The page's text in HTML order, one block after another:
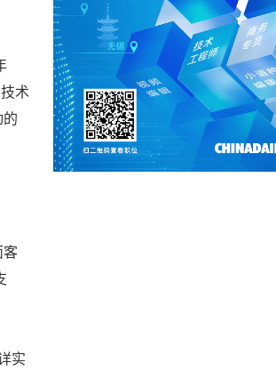
术
的
客
实